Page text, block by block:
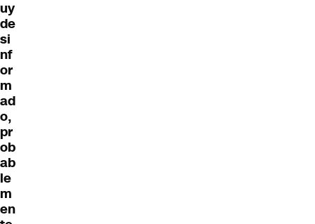
uy
de
si
nf
or
m
ad
o,
pr
ob
ab
le
m
en